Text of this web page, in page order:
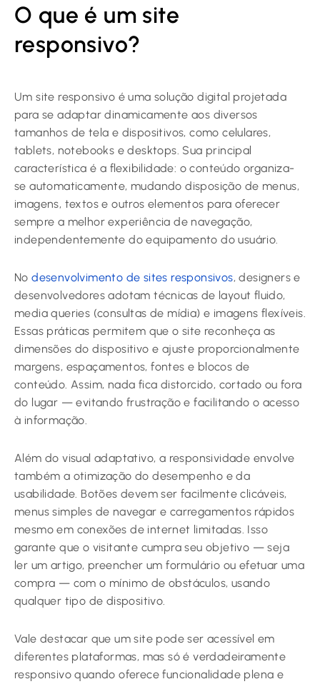
O que é um site
responsivo?
Um site responsivo é uma solução digital projetada
para se adaptar dinamicamente aos diversos
tamanhos de tela e dispositivos, como celulares,
tablets, notebooks e desktops. Sua principal
característica é a flexibilidade: o conteúdo organiza-
se automaticamente, mudando disposição de menus,
imagens, textos e outros elementos para oferecer
sempre a melhor experiência de navegação,
independentemente do equipamento do usuário.
Nodesenvolvimento de sites responsivos, designers e
desenvolvedores adotam técnicas de layout fluido,
media queries (consultas de mídia) e imagens flexíveis.
Essas práticas permitem que o site reconheça as
dimensões do dispositivo e ajuste proporcionalmente
margens, espaçamentos, fontes e blocos de
conteúdo. Assim, nada fica distorcido, cortado ou fora
do lugar — evitando frustração e facilitando o acesso
à informação.
Além do visual adaptativo, a responsividade envolve
também a otimização do desempenho e da
usabilidade. Botões devem ser facilmente clicáveis,
menus simples de navegar e carregamentos rápidos
mesmo em conexões de internet limitadas. Isso
garante que o visitante cumpra seu objetivo — seja
ler um artigo, preencher um formulário ou efetuar uma
compra — com o mínimo de obstáculos, usando
qualquer tipo de dispositivo.
Vale destacar que um site pode ser acessível em
diferentes plataformas, mas só é verdadeiramente
responsivo quando oferece funcionalidade plena e